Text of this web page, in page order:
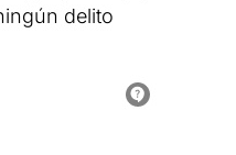
delito